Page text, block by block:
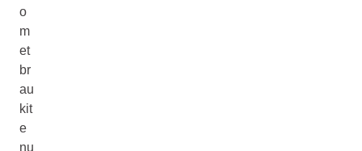
o
m
et
br
au
kit
e
nu